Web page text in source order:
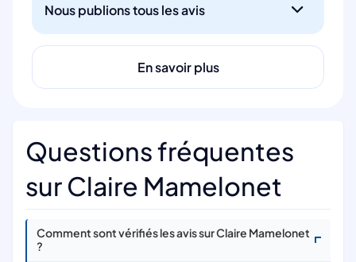
Nous publions tous les avis
En savoir plus
Questions fréquentes
sur Claire Mamelonet
Comment sont vérifiés les avis sur Claire Mamelonet
?